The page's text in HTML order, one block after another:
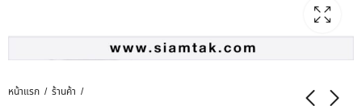
หน้าแรก ร้านค้า